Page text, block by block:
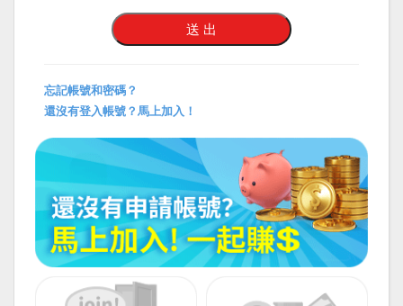
忘記帳號和密碼？
還沒有登入帳號？馬上加入！